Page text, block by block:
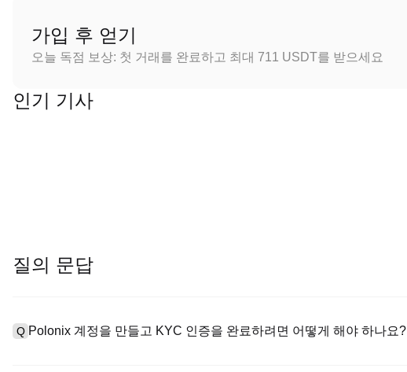
가입 후 얻기
오늘 독점 보상: 첫 거래를 완료하고 최대 711 USDT를 받으세요
인기 기사
질의 문답
Q Polonix 계정을 만들고 KYC 인증을 완료하려면 어떻게 해야 하나요?